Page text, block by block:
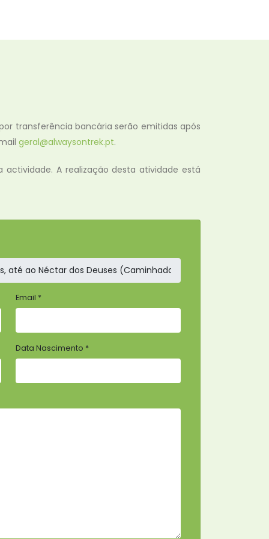
transferência bancária serão emitidas após
geral@alwaysontrek.pt.
A realização desta atividade está
Email *
Data Nascimento *